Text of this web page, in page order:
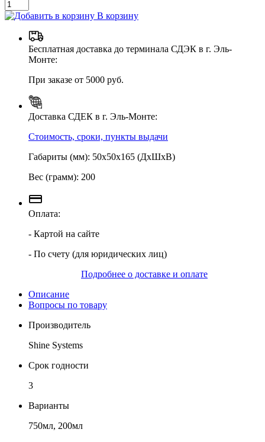
В корзину
Бесплатная доставка до терминала СДЭК в г. Эль-
Монте:
При заказе от 5000 руб.
Доставка СДЕК в г. Эль-Монте:
Стоимость, сроки, пункты выдачи
Габариты (мм): 50х50х165 (ДхШхВ)
Вес (грамм): 200
Оплата:
- Картой на сайте
- По счету (для юридических лиц)
Подробнее о доставке и оплате
Описание
Вопросы по товару
Производитель
Shine Systems
Срок годности
3
Варианты
750мл, 200мл